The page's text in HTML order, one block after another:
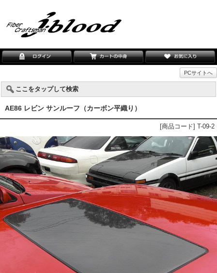
PCサイトへ
ここをタップして検索
AE86 レビン サンルーフ（カーボン平織り）
[商品コード] T-09-2